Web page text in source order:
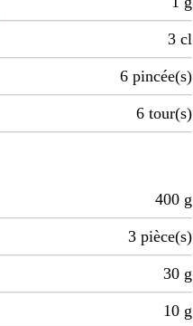
3 cl
6 pincée(s)
6 tour(s)
400 g
3 pièce(s)
30 g
10 g